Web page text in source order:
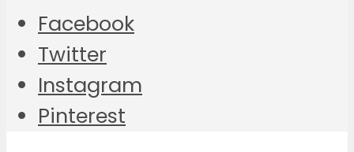
Facebook
Twitter
Instagram
Pinterest